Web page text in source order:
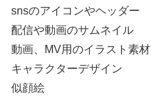
snsのアイコンやヘッダー
配信や動画のサムネイル
動画、MV用のイラスト素材
キャラクターデザイン
似顔絵